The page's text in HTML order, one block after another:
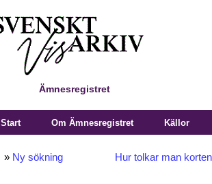
Ämnesregistret
Start Om Ämnesregistret Källor
» Ny sökning Hur tolkar man